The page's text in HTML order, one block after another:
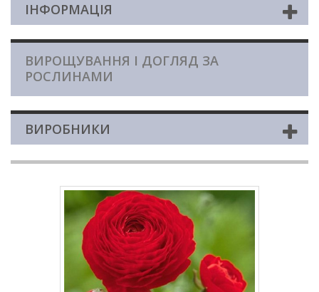
ІНФОРМАЦІЯ
ВИРОЩУВАННЯ І ДОГЛЯД ЗА
РОСЛИНАМИ
ВИРОБНИКИ